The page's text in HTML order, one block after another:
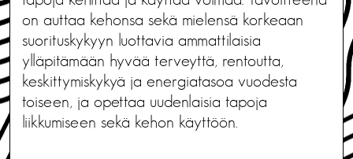
on auttaa kehonsa sekä mielensä korkeaan
suorituskykyyn luottavia ammattilaisia
ylläpitämään hyvää terveyttä, rentoutta,
keskittymiskykyä ja energiatasoa vuodesta
toiseen, ja opettaa uudenlaisia tapoja
liikkumiseen sekä kehon käyttöön.